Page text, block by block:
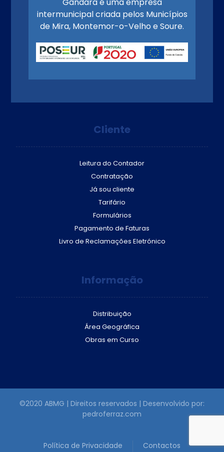
intermunicipal criada pelos Municípios
de Mira, Montemor-o-Velho e Soure.
Cliente
Leitura do Contador
Contratação
Já sou cliente
Tarifário
Formulários
Pagamento de Faturas
Livro de Reclamações Eletrónico
Informação
Distribuição
Área Geográfica
Obras em Curso
©2020 ABMG | Direitos reservados | Desenvolvido por:
pedroferraz.com
Contactos
Política de Privacidade